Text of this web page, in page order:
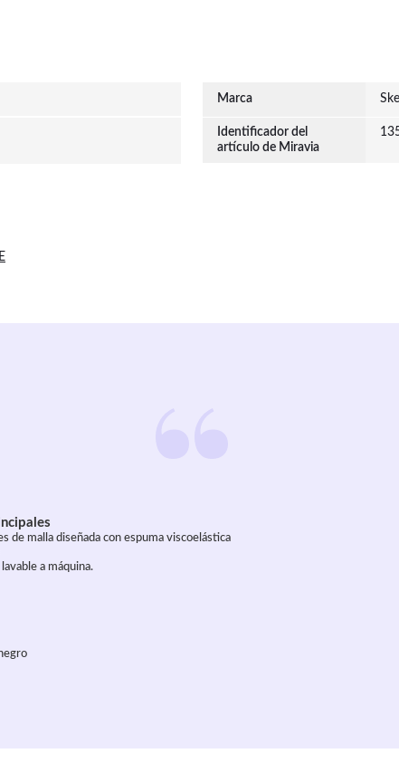
Marca
Identificador del
artículo de Miravia
de malla diseñada con espuma viscoelástica
a máquina.